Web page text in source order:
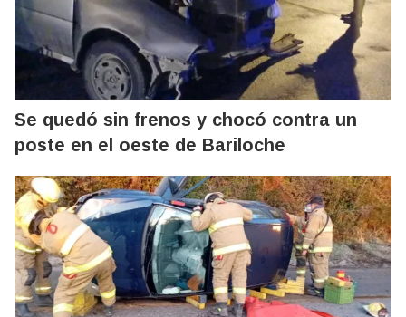
Se quedó sin frenos y chocó contra un
poste en el oeste de Bariloche